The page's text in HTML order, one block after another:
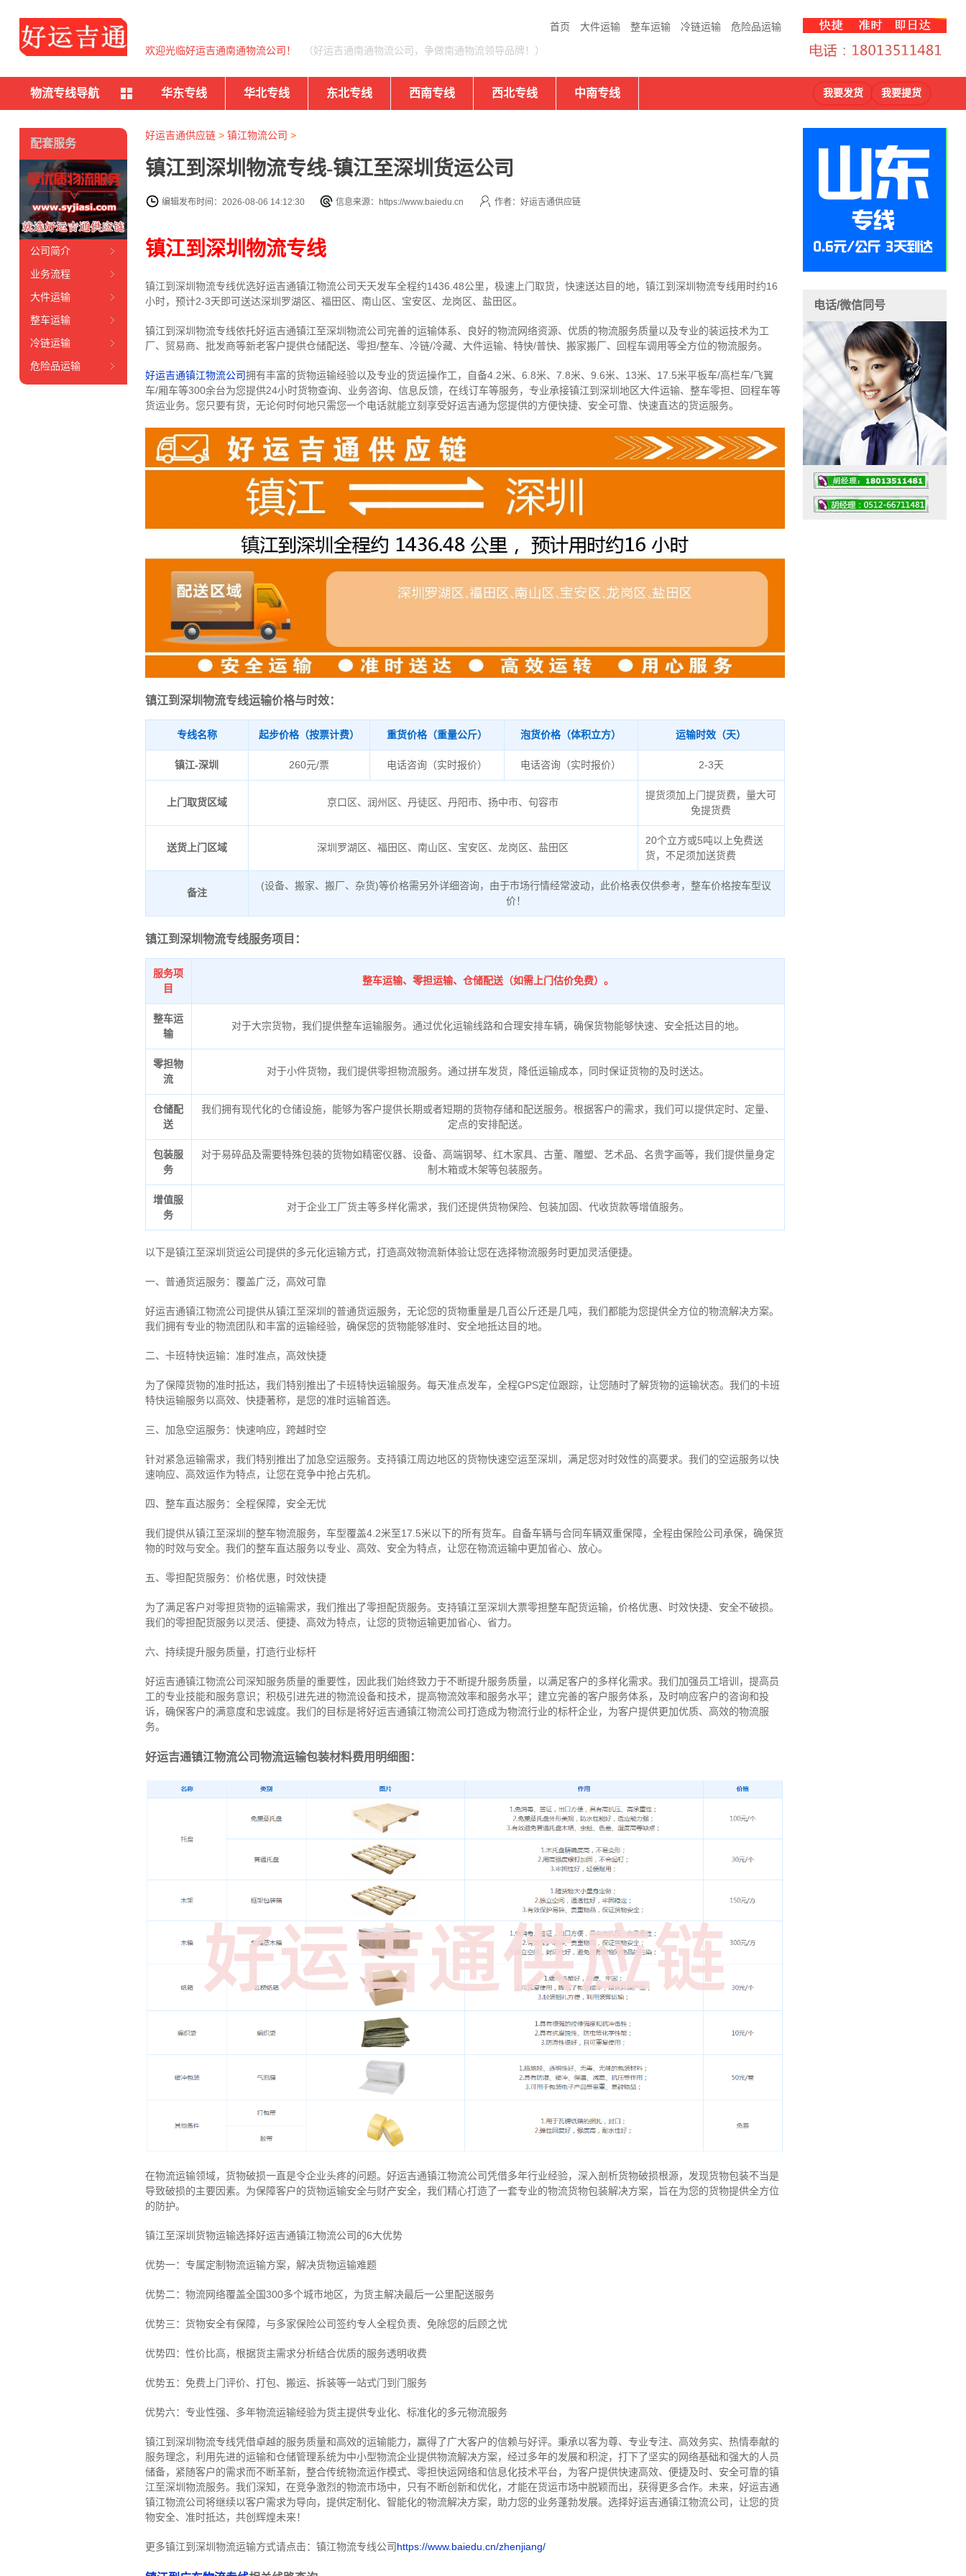
首页 大件运输 整车运输 冷链运输 危险品运输
欢迎光临好运吉通南通物流公司！ （好运吉通南通物流公司，争做南通物流领导品牌！）
物流专线导航 华东专线 华北专线 东北专线 西南专线 西北专线 中南专线 我要发货 我要提货
好运吉通供应链> 镇江物流公司 >
镇江到深圳物流专线-镇江至深圳货运公司
编辑发布时间：2026-08-06 14:12:30 信息来源：https://www.baiedu.cn 作者：好运吉通供应链
镇江到深圳物流专线
镇江到深圳物流专线优选好运吉通镇江物流公司天天发车全程约1436.48公里， 极速上门取货，快速送达目的地，镇江到深圳物流专线用时约16
小时，预计2-3天即可送达深圳罗湖区、福田区、南山区、宝安区、龙岗区、盐田区。
镇江到深圳物流专线依托好运吉通镇江至深圳物流公司完善的运输体系、良好的物流网络资源、优质的物流服务质量以及专业的装运技术为工
厂、贸易商、批发商等新老客户提供仓储配送、零担/整车、冷链/冷藏、大件运输、特快/普快、搬家搬厂、回程车调用等全方位的物流服务。
好运吉通镇江物流公司拥有丰富的货物运输经验以及专业的货运操作工，自备4.2米、6.8米、7.8米、9.6米、13米、17.5米平板车/高栏车/飞翼
车/厢车等300余台为您提供24小时货物查询、业务咨询、信息反馈，在线订车等服务， 专业承接镇江到深圳地区大件运输、整车零担、回程车等
货运业务。 您只要有货，无论何时何地只需您一个电话就能立刻享受好运吉通为您提供的方便快捷、安全可靠、快速直达的货运服务。
镇江到深圳物流专线运输价格与时效：
专线名称 起步价格（按票计费） 重货价格（重量公斤） 泡货价格（体积立方） 运输时效（天）
镇江-深圳 260元/票 电话咨询（实时报价） 电话咨询（实时报价） 2-3天
上门取货区域 京口区、润州区、丹徒区、丹阳市、扬中市、句容市
提货须加上门提货费，量大可
免提货费
送货上门区域 深圳罗湖区、福田区、南山区、宝安区、龙岗区、盐田区
20个立方或5吨以上免费送
货，不足须加送货费
备注
(设备、搬家、搬厂、杂货)等价格需另外详细咨询，由于市场行情经常波动，此价格表仅供参考，整车价格按车型议
价！
镇江到深圳物流专线服务项目：
服务项
目
整车运输、零担运输、仓储配送（如需上门估价免费）。
整车运
输
对于大宗货物，我们提供整车运输服务。通过优化运输线路和合理安排车辆，确保货物能够快速、安全抵达目的地。
零担物
流
对于小件货物，我们提供零担物流服务。通过拼车发货，降低运输成本，同时保证货物的及时送达。
仓储配
送
我们拥有现代化的仓储设施，能够为客户提供长期或者短期的货物存储和配送服务。根据客户的需求，我们可以提供定时、定量、
定点的安排配送。
包装服
务
对于易碎品及需要特殊包装的货物如精密仪器、设备、高端钢琴、红木家具、古董、雕塑、艺术品、名贵字画等，我们提供量身定
制木箱或木架等包装服务。
增值服
务
对于企业工厂货主等多样化需求，我们还提供货物保险、包装加固、代收货款等增值服务。
以下是镇江至深圳货运公司提供的多元化运输方式，打造高效物流新体验让您在选择物流服务时更加灵活便捷。
一、普通货运服务：覆盖广泛，高效可靠
好运吉通镇江物流公司提供从镇江至深圳的普通货运服务，无论您的货物重量是几百公斤还是几吨，我们都能为您提供全方位的物流解决方案。
我们拥有专业的物流团队和丰富的运输经验，确保您的货物能够准时、安全地抵达目的地。
二、卡班特快运输：准时准点，高效快捷
为了保障货物的准时抵达，我们特别推出了卡班特快运输服务。每天准点发车，全程GPS定位跟踪，让您随时了解货物的运输状态。我们的卡班
特快运输服务以高效、快捷著称，是您的准时运输首选。
三、加急空运服务：快速响应，跨越时空
针对紧急运输需求，我们特别推出了加急空运服务。支持镇江周边地区的货物快速空运至深圳，满足您对时效性的高要求。我们的空运服务以快
速响应、高效运作为特点，让您在竞争中抢占先机。
四、整车直达服务：全程保障，安全无忧
我们提供从镇江至深圳的整车物流服务，车型覆盖4.2米至17.5米以下的所有货车。自备车辆与合同车辆双重保障，全程由保险公司承保，确保货
物的时效与安全。我们的整车直达服务以专业、高效、安全为特点，让您在物流运输中更加省心、放心。
五、零担配货服务：价格优惠，时效快捷
为了满足客户对零担货物的运输需求，我们推出了零担配货服务。支持镇江至深圳大票零担整车配货运输，价格优惠、时效快捷、安全不破损。
我们的零担配货服务以灵活、便捷、高效为特点，让您的货物运输更加省心、省力。
六、持续提升服务质量，打造行业标杆
好运吉通镇江物流公司深知服务质量的重要性，因此我们始终致力于不断提升服务质量，以满足客户的多样化需求。我们加强员工培训，提高员
工的专业技能和服务意识；积极引进先进的物流设备和技术，提高物流效率和服务水平；建立完善的客户服务体系，及时响应客户的咨询和投
诉，确保客户的满意度和忠诚度。我们的目标是将好运吉通镇江物流公司打造成为物流行业的标杆企业，为客户提供更加优质、高效的物流服
务。
好运吉通镇江物流公司物流运输包装材料费用明细图：
在物流运输领域，货物破损一直是令企业头疼的问题。好运吉通镇江物流公司凭借多年行业经验，深入剖析货物破损根源，发现货物包装不当是
导致破损的主要因素。为保障客户的货物运输安全与财产安全，我们精心打造了一套专业的物流货物包装解决方案，旨在为您的货物提供全方位
的防护。
镇江至深圳货物运输选择好运吉通镇江物流公司的6大优势
优势一：专属定制物流运输方案，解决货物运输难题
优势二：物流网络覆盖全国300多个城市地区，为货主解决最后一公里配送服务
优势三：货物安全有保障，与多家保险公司签约专人全程负责、免除您的后顾之忧
优势四：性价比高，根据货主需求分析结合优质的服务透明收费
优势五：免费上门评价、打包、搬运、拆装等一站式门到门服务
优势六：专业性强、多年物流运输经验为货主提供专业化、标准化的多元物流服务
镇江到深圳物流专线凭借卓越的服务质量和高效的运输能力，赢得了广大客户的信赖与好评。 秉承以客为尊、专业专注、高效务实、热情奉献的
服务理念，利用先进的运输和仓储管理系统为中小型物流企业提供物流解决方案，经过多年的发展和积淀，打下了坚实的网络基础和强大的人员
储备，紧随客户的需求而不断革新，整合传统物流运作模式、零担快运网络和信息化技术平台，为客户提供快速高效、便捷及时、安全可靠的镇
江至深圳物流服务。 我们深知，在竞争激烈的物流市场中，只有不断创新和优化，才能在货运市场中脱颖而出，获得更多合作。 未来，好运吉通
镇江物流公司将继续以客户需求为导向，提供定制化、智能化的物流解决方案，助力您的业务蓬勃发展。选择好运吉通镇江物流公司，让您的货
物安全、准时抵达，共创辉煌未来！
更多镇江到深圳物流运输方式请点击：镇江物流专线公司https://www.baiedu.cn/zhenjiang/
配套服务
公司简介
业务流程
大件运输
整车运输
冷链运输
危险品运输
电话/微信同号